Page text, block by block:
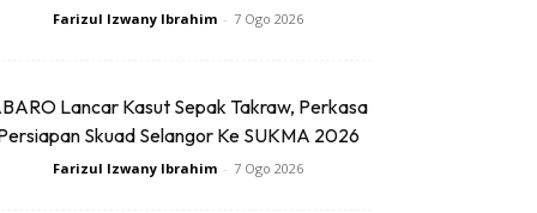
Farizul Izwany Ibrahim - 7 Ogo 2026
Lancar Kasut Sepak Takraw, Perkasa
Skuad Selangor Ke SUKMA 2026
Farizul Izwany Ibrahim - 7 Ogo 2026